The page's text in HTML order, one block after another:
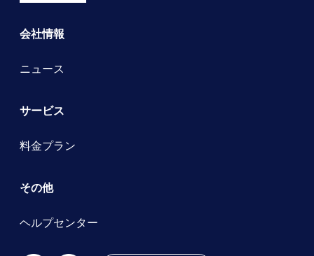
会社情報
ニュース
サービス
料金プラン
その他
ヘルプセンター